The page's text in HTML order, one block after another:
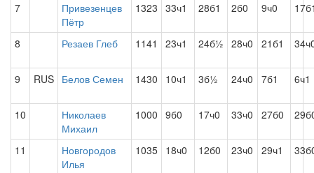
7
Привезенцев
Пётр
1323 33ч1 28б1 2б0 9ч0
8 Резаев Глеб 1141 23ч1 24б½ 28ч0 21б1
9 RUS Белов Семен 1430 10ч1 3б½ 24ч0 7б1 6ч1
10
Николаев
Михаил
1000 9б0 17ч0 33ч0 27б0
11
Новгородов
Илья
1035 18ч0 12б0 23ч0 29ч1